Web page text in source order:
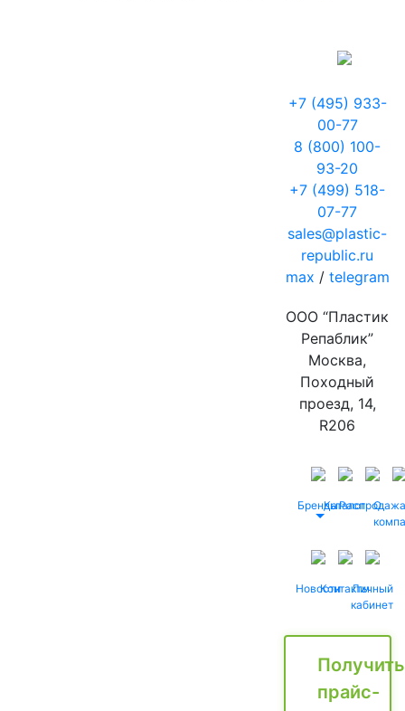
+7 (495) 933-
00-77
8 (800) 100-
93-20
+7 (499) 518-
07-77
sales@plastic-
republic.ru
max / telegram
ООО “Пластик
Репаблик”
Москва,
Походный
проезд, 14,
R206
БрендыКаталог
Распродажа
О
НовостиКонтактыЛичный
кабинет
Получить
прайс-